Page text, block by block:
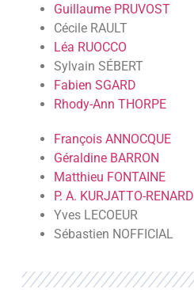
Guillaume PRUVOST
Cécile RAULT
Léa RUOCCO
Sylvain SÉBERT
Fabien SGARD
Rhody-Ann THORPE
François ANNOCQUE
Géraldine BARRON
Matthieu FONTAINE
P. A. KURJATTO-RENARD
Yves LECOEUR
Sébastien NOFFICIAL